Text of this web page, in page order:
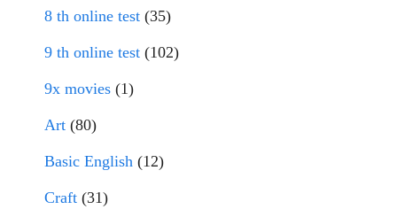
8 th online test (35)
9 th online test (102)
9x movies (1)
Art (80)
Basic English (12)
Craft (31)